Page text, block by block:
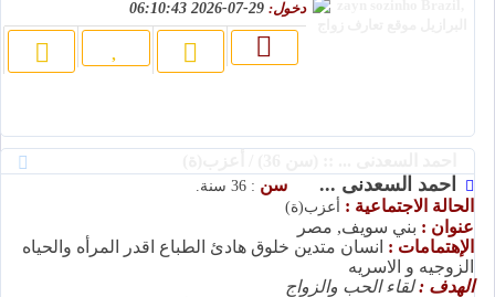
دخول:
احمد السعدنى ... سن : 36 سنة.
الحالة الاجتماعية : أعزب(ة)
عنوان : بني سويف, مصر
الإهتمامات : انسان متدين خلوق هادئ الطباع اقدر المرأه والحياه
الزوجيه و الاسريه
الهدف :لقاء الحب والزواج